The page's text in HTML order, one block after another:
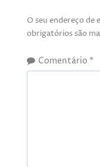
O seu endereço de
obrigatórios são
Comentário *